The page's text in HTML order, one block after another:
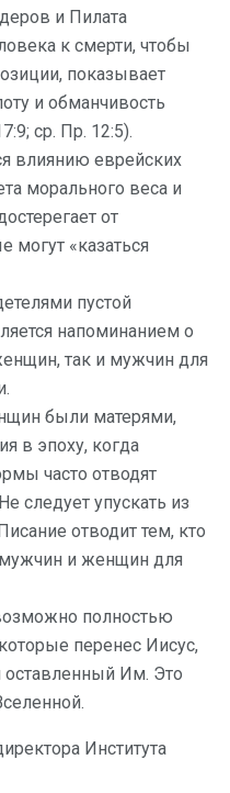
и Пилата
к смерти, чтобы
показывает
и обманчивость
ср. Пр. 12:5).
влиянию еврейских
морального веса и
от
могут «казаться
пустой
напоминанием о
так и мужчин для
были матерями,
в эпоху, когда
часто отводят
следует упускать из
отводит тем, кто
и женщин для
полностью
перенес Иисус,
оставленный Им. Это
Института